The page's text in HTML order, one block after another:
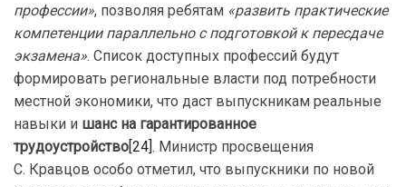
профессии», позволяя ребятам «развить практические
компетенции параллельно с подготовкой к пересдаче
экзамена». Список доступных профессий будут
формировать региональные власти под потребности
местной экономики, что даст выпускникам реальные
навыки и шанс на гарантированное
трудоустройство[24]. Министр просвещения
С. Кравцов особо отметил, что выпускники по новой